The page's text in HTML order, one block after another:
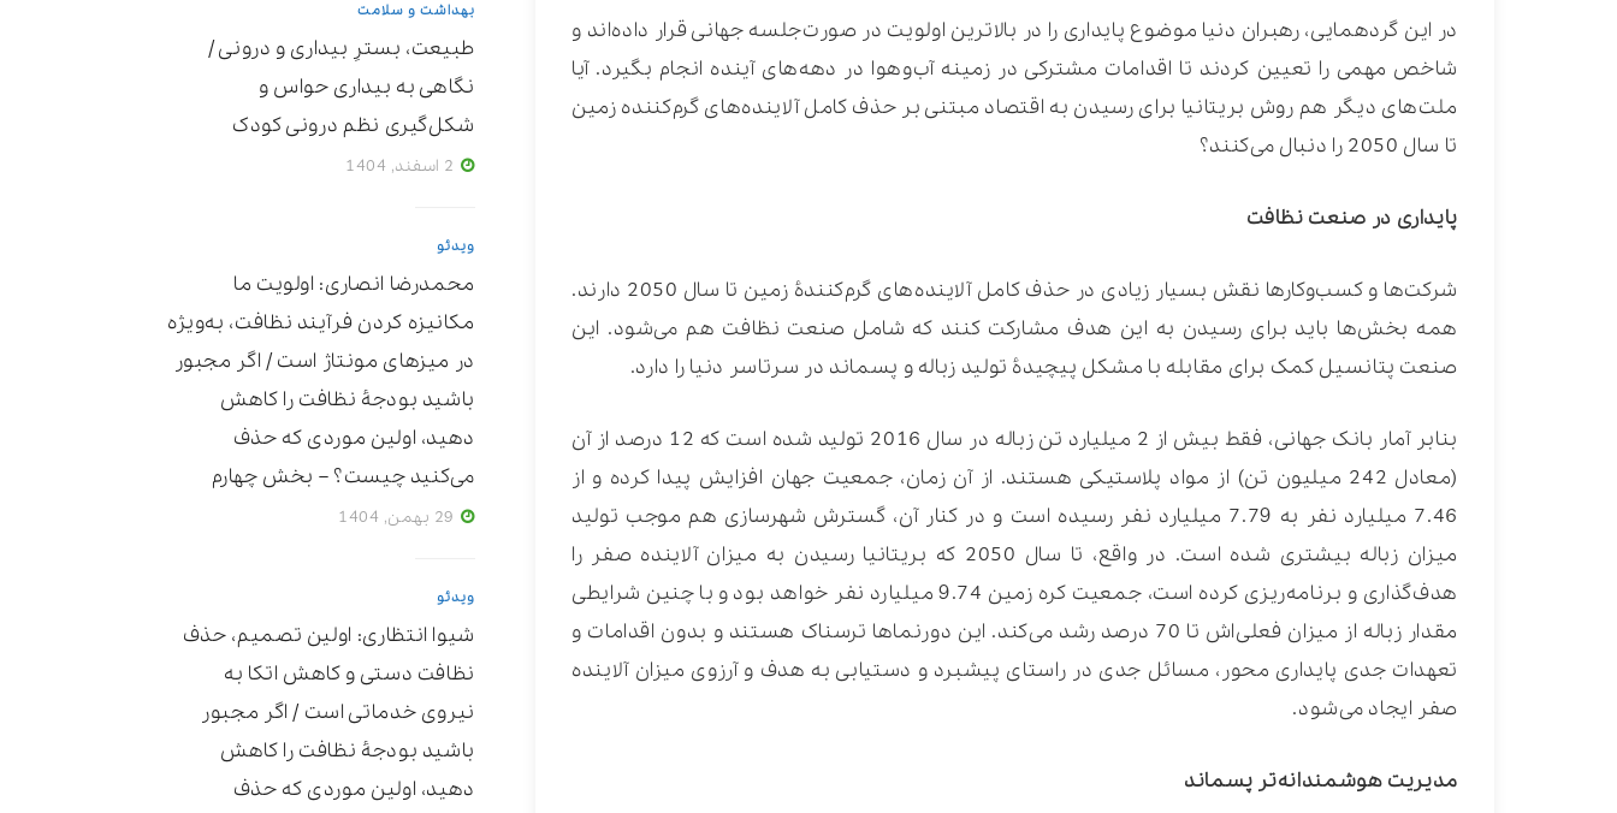
در این گردهمایی، رهبران دنیا موضوع پایداری را در بالاترین اولویت در صورت‌جلسه جهانی قرار داده‌اند و
شاخص مهمی را تعیین کردند تا اقدامات مشترکی در زمینه آب‌وهوا در دهه‌های آینده انجام بگیرد. آیا
ملت‌های دیگر هم روش بریتانیا برای رسیدن به اقتصاد مبتنی بر حذف کامل آلاینده‌های گرم‌کننده زمین
تا سال 2050 را دنبال می‌کنند؟
پایداری در صنعت نظافت
شرکت‌ها و کسب‌وکارها نقش بسیار زیادی در حذف کامل آلاینده‌های گرم‌کنندۀ زمین تا سال 2050 دارند.
همه بخش‌ها باید برای رسیدن به این هدف مشارکت کنند که شامل صنعت نظافت هم می‌شود. این
صنعت پتانسیل کمک برای مقابله با مشکل پیچیدۀ تولید زباله و پسماند در سرتاسر دنیا را دارد.
بنابر آمار بانک جهانی، فقط بیش از 2 میلیارد تن زباله در سال 2016 تولید شده است که 12 درصد از آن
(معادل 242 میلیون تن) از مواد پلاستیکی هستند. از آن زمان، جمعیت جهان افزایش پیدا کرده و از
7.46 میلیارد نفر به 7.79 میلیارد نفر رسیده است و در کنار آن، گسترش شهرسازی هم موجب تولید
میزان زباله بیشتری شده است. در واقع، تا سال 2050 که بریتانیا رسیدن به میزان آلاینده صفر را
هدف‌گذاری و برنامه‌ریزی کرده است، جمعیت کره زمین 9.74 میلیارد نفر خواهد بود و با چنین شرایطی
مقدار زباله از میزان فعلی‌اش تا 70 درصد رشد می‌کند. این دورنماها ترسناک هستند و بدون اقدامات و
تعهدات جدی پایداری محور، مسائل جدی در راستای پیشبرد و دستیابی به هدف و آرزوی میزان آلاینده
صفر ایجاد می‌شود.
مدیریت هوشمندانه‌تر پسماند
بهداشت و سلامت
طبیعت، بسترِ بیداری و درونی /
نگاهی به بیداری حواس و
شکل‌گیری نظم درونی کودک
ویدئو
محمدرضا انصاری: اولویت ما
مکانیزه ‌کردن فرآیند نظافت، به‌ویژه
در میزهای مونتاژ است / اگر مجبور
باشید بودجۀ نظافت را کاهش
دهید، اولین موردی که حذف
می‌کنید چیست؟ – بخش چهارم
ویدئو
شیوا انتظاری: اولین تصمیم، حذف
نظافت دستی و کاهش اتکا به
نیروی خدماتی است / اگر مجبور
باشید بودجۀ نظافت را کاهش
دهید، اولین موردی که حذف